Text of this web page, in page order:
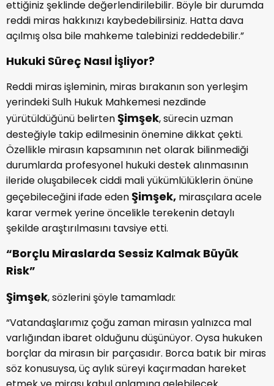
ettiğiniz şeklinde değerlendirilebilir. Böyle bir durumda
reddi miras hakkınızı kaybedebilirsiniz. Hatta dava
açılmış olsa bile mahkeme talebinizi reddedebilir.”
Hukuki Süreç Nasıl İşliyor?
Reddi miras işleminin, miras bırakanın son yerleşim
yerindeki Sulh Hukuk Mahkemesi nezdinde
yürütüldüğünü belirtenŞimşek, sürecin uzman
desteğiyle takip edilmesinin önemine dikkat çekti.
Özellikle mirasın kapsamının net olarak bilinmediği
durumlarda profesyonel hukuki destek alınmasının
ileride oluşabilecek ciddi mali yükümlülüklerin önüne
geçebileceğini ifade edenŞimşek, mirasçılara acele
karar vermek yerine öncelikle terekenin detaylı
şekilde araştırılmasını tavsiye etti.
“Borçlu Miraslarda Sessiz Kalmak Büyük
Risk”
Şimşek, sözlerini şöyle tamamladı:
“Vatandaşlarımız çoğu zaman mirasın yalnızca mal
varlığından ibaret olduğunu düşünüyor. Oysa hukuken
borçlar da mirasın bir parçasıdır. Borca batık bir miras
söz konusuysa, üç aylık süreyi kaçırmadan hareket